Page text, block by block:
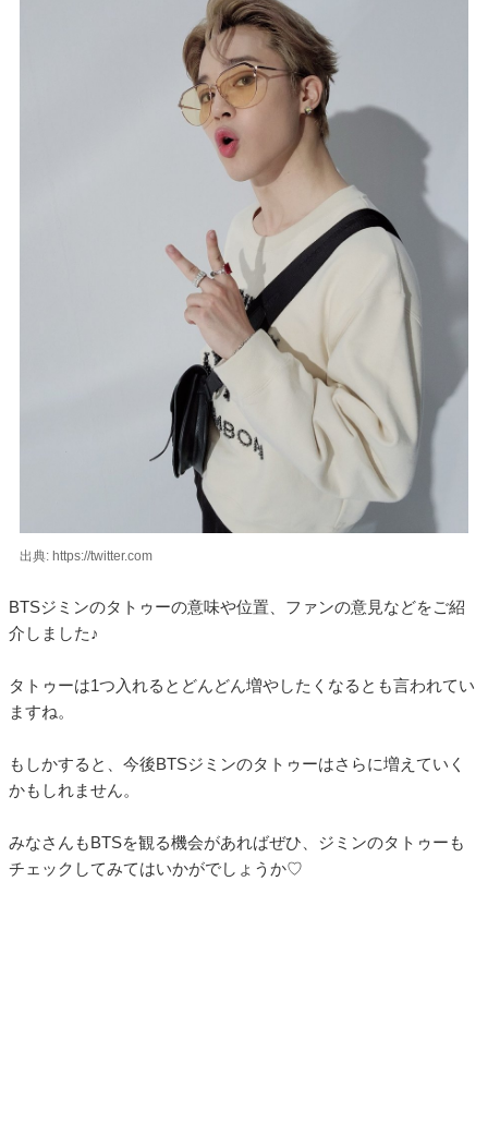
出典: https://twitter.com
BTSジミンのタトゥーの意味や位置、ファンの意見などをご紹
介しました♪
タトゥーは1つ入れるとどんどん増やしたくなるとも言われてい
ますね。
もしかすると、今後BTSジミンのタトゥーはさらに増えていく
かもしれません。
みなさんもBTSを観る機会があればぜひ、ジミンのタトゥーも
チェックしてみてはいかがでしょうか♡